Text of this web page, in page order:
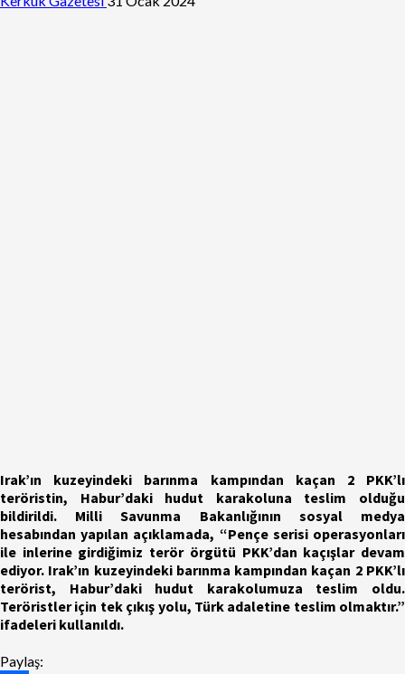
Irak’ın kuzeyindeki barınma kampından kaçan 2 PKK’lı
teröristin, Habur’daki hudut karakoluna teslim olduğu
bildirildi. Milli Savunma Bakanlığının sosyal medya
hesabından yapılan açıklamada, “Pençe serisi operasyonları
ile inlerine girdiğimiz terör örgütü PKK’dan kaçışlar devam
ediyor. Irak’ın kuzeyindeki barınma kampından kaçan 2 PKK’lı
terörist, Habur’daki hudut karakolumuza teslim oldu.
Teröristler için tek çıkış yolu, Türk adaletine teslim olmaktır.”
ifadeleri kullanıldı.
Paylaş: